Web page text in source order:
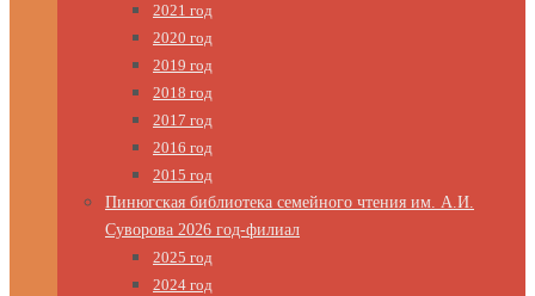
2021 год
2020 год
2019 год
2018 год
2017 год
2016 год
2015 год
Пинюгская библиотека семейного чтения им. А.И.
Суворова 2026 год-филиал
2025 год
2024 год